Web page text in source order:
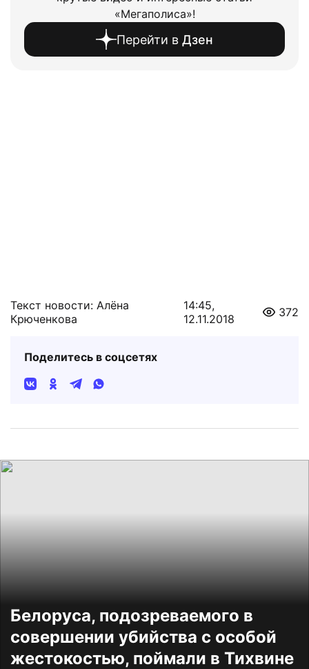
«Мегаполиса»!
Перейти в Дзен
Текст новости: Алёна
Крюченкова
14:45,
12.11.2018
372
Поделитесь в соцсетях
Белоруса, подозреваемого в
совершении убийства с особой
жестокостью, поймали в Тихвине